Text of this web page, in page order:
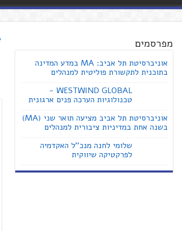
מפרסמים
אוניברסיטת תל אביב: MA במדע המדינה
בתוכנית לתקשורת פוליטית למנהלים
WESTWIND GLOBAL -
טכנולוגיות הערכה פנים ארגונית
אוניברסיטת תל אביב מציעה תואר שני (MA)
בשנה אחת במדיניות ציבורית למנהלים
שלומי לחנה מנכ''ל האקדמיה
לפרקטיקה שיווקית